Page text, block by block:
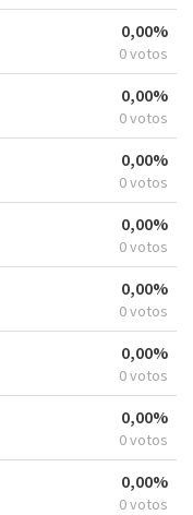
0,00%
0 votos
0,00%
0 votos
0,00%
0 votos
0,00%
0 votos
0,00%
0 votos
0,00%
0 votos
0,00%
0 votos
0,00%
0 votos